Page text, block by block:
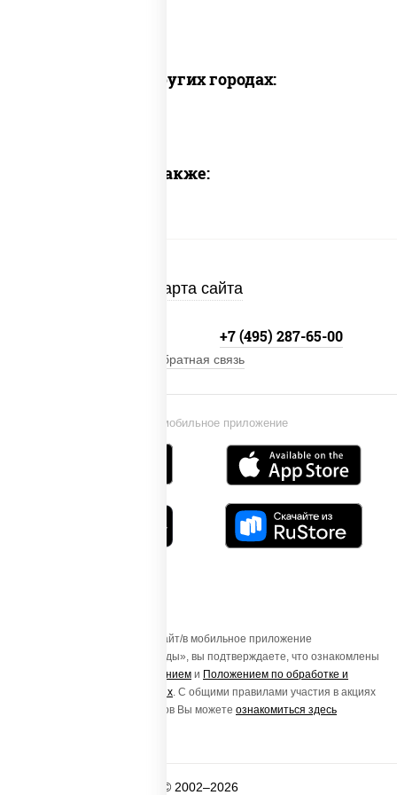
Доставка в других городах:
Предлагаем также:
Карта сайта
Установи мобильное приложение
+7 (495) 287-65-00
Обратная связь
Осуществляя вход на этот Сайт/в мобильное приложение
«ПиццаСушиВок - доставка еды», вы подтверждаете, что ознакомлены
Пользовательским соглашением и Положением по обработке и
защите персональных данных. С общими правилами участия в акциях
и порядке получения подарков Вы можете ознакомиться здесь
© 2002–2026